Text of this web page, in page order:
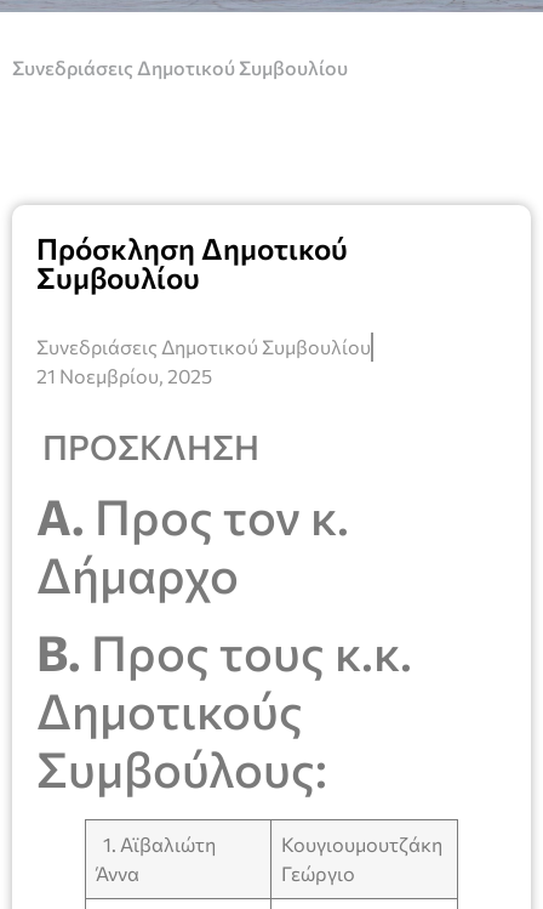
Συνεδριάσεις Δημοτικού Συμβουλίου
Πρόσκληση Δημοτικού
Συμβουλίου
Συνεδριάσεις Δημοτικού Συμβουλίου
21 Νοεμβρίου, 2025
ΠΡΟΣΚΛΗΣΗ
Α. Προς τον κ.
Δήμαρχο
Β. Προς τους κ.κ.
Δημοτικούς
Συμβούλους:
1. Αϊβαλιώτη
Άννα
Κουγιουμουτζάκη
Γεώργιο